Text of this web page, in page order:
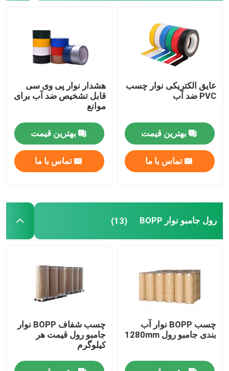
عایق الکتریکی نوار چسب
PVC ضد آب
بهترین قیمت
تماس با ما
هشدار نوار پی وی سی
قابل تشخیص ضد آب برای
موانع
بهترین قیمت
تماس با ما
رول جامبو نوار BOPP (13)
چسب BOPP نوار آب
بندی جامبو رول 1280mm
چسب شفاف BOPP نوار
جامبو رول قیمت هر
کیلوگرم